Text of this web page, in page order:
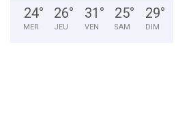
24°
MER
26°
JEU
31 °
VEN
25°
SAM
29°
DIM